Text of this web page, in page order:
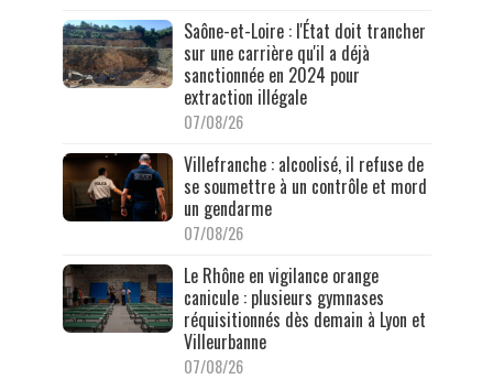
Saône-et-Loire : l'État doit trancher
sur une carrière qu'il a déjà
sanctionnée en 2024 pour
extraction illégale
07/08/26
Villefranche : alcoolisé, il refuse de
se soumettre à un contrôle et mord
un gendarme
07/08/26
Le Rhône en vigilance orange
canicule : plusieurs gymnases
réquisitionnés dès demain à Lyon et
Villeurbanne
07/08/26